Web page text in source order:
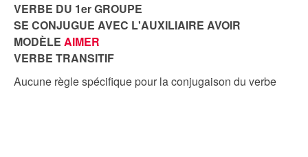
VERBE DU 1er GROUPE
SE CONJUGUE AVEC L'AUXILIAIRE AVOIR
MODÈLE AIMER
VERBE TRANSITIF
Aucune règle spécifique pour la conjugaison du verbe